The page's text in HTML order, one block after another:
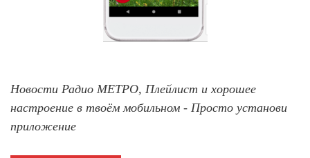
Новости Радио МЕТРО, Плейлист и хорошее
настроение в твоём мобильном - Просто установи
приложение